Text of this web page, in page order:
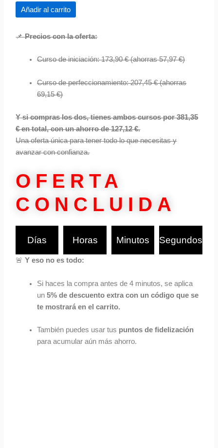
Añadir al carrito
📌Precios con la oferta:
Curso de iniciación: 173,90 € (ahorras 57,97 €)
Curso de perfeccionamiento: 207,45 € (ahorras
69,15 €)
Y si compras los dos, tienes ambos cursos por 381,35
€ en total, con un ahorro de 127,12 €.
Una oferta única para tener todo lo que necesitas y
avanzar con confianza.
OFERTA
CONCLUIDA
Días Horas Minutos Segundos
🚨Y eso no es todo:
Si haces la compra antes de 4 minutos, se aplica
un5% de descuento extra con un código que se
te mostrará en el carrito.
También puedes usar tus puntos de fidelización
para acumular aún más ahorro.